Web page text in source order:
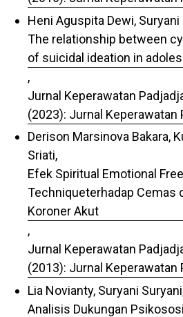
Heni Aguspita Dewi, Suryani
The relationship between
of suicidal ideation in
,
Jurnal Keperawatan
(2023): Jurnal Keperawatan
Derison Marsinova Bakara,
Sriati,
Efek Spiritual Emotional
Techniqueterhadap Cemas
Koroner Akut
,
Jurnal Keperawatan
(2013): Jurnal Keperawatan
Lia Novianty, Suryani
Analisis Dukungan